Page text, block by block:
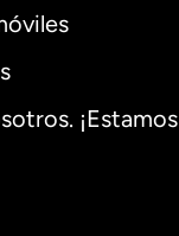
¡Estamos